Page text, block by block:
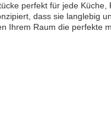
perfekt für jede
dass sie langlebig
Ihrem Raum die perfekte